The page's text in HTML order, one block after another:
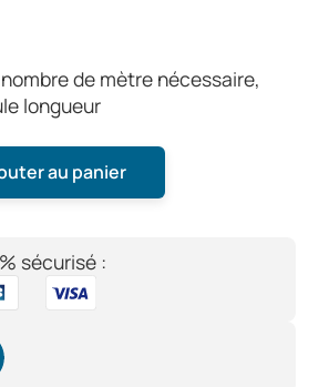
de mètre nécessaire,
longueur
au panier
sécurisé :